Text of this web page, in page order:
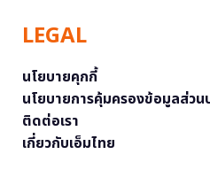
LEGAL
นโยบายคุกกี้
นโยบายการคุ้มครองข้อมูลส่ว
ติดต่อเรา
เกี่ยวกับเอ็มไทย